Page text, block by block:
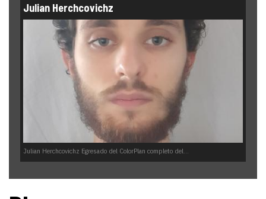
Julian Herchcovichz
Julian Herchcovichz Egresado del ColorPlan completo del...